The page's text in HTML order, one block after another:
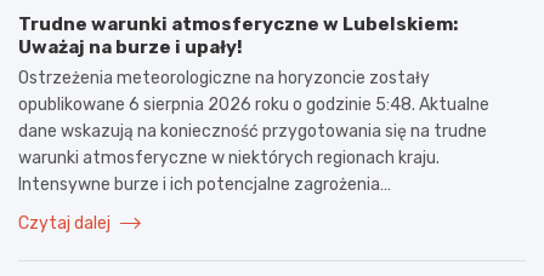
Trudne warunki atmosferyczne w Lubelskiem:
Uważaj na burze i upały!
Ostrzeżenia meteorologiczne na horyzoncie zostały
opublikowane 6 sierpnia 2026 roku o godzinie 5:48. Aktualne
dane wskazują na konieczność przygotowania się na trudne
warunki atmosferyczne w niektórych regionach kraju.
Intensywne burze i ich potencjalne zagrożenia…
Czytaj dalej